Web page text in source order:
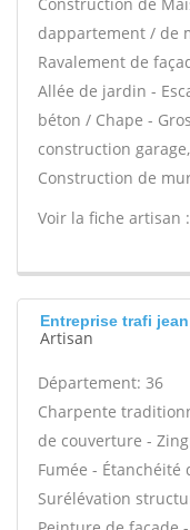
dappartement / de
Ravalement de
Allée de jardin -
béton / Chape -
construction
Construction de
Voir la fiche artisan :
Entreprise trafi
Artisan
Département: 36
Charpente
de couverture -
Fumée -
Surélévation